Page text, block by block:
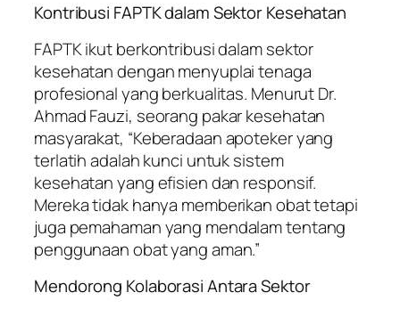
Kontribusi FAPTK dalam Sektor Kesehatan
FAPTK ikut berkontribusi dalam sektor
kesehatan dengan menyuplai tenaga
profesional yang berkualitas. Menurut Dr.
Ahmad Fauzi, seorang pakar kesehatan
masyarakat, “Keberadaan apoteker yang
terlatih adalah kunci untuk sistem
kesehatan yang efisien dan responsif.
Mereka tidak hanya memberikan obat tetapi
juga pemahaman yang mendalam tentang
penggunaan obat yang aman.”
Mendorong Kolaborasi Antara Sektor